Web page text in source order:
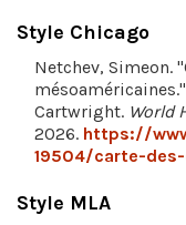
Style Chicago
Netchev, Simeon.
Cartwright. World
2026. https://
19504/carte-
Style MLA